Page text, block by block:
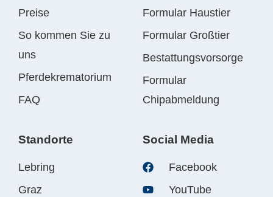
Preise
So kommen Sie zu
uns
Pferdekrematorium
FAQ
Formular Haustier
Formular Großtier
Bestattungsvorsorge
Formular
Chipabmeldung
Standorte
Lebring
Graz
Social Media
Facebook
YouTube